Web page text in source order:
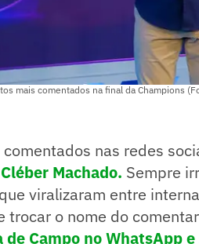
mais comentados na final da Champions
nas redes
Machado. Sempre
viralizaram entre
trocar o nome do
de Campo no WhatsApp